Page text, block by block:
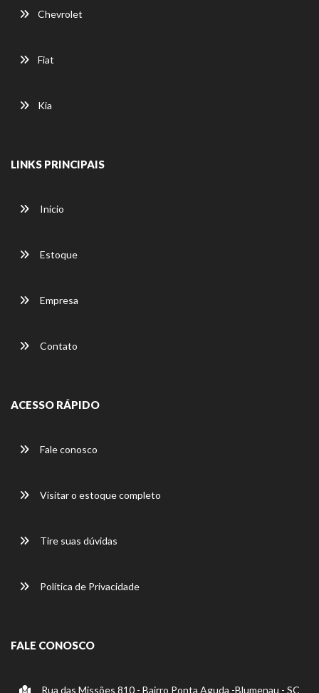
Chevrolet
Fiat
Kia
LINKS PRINCIPAIS
Início
Estoque
Empresa
Contato
ACESSO RÁPIDO
Fale conosco
Visitar o estoque completo
Tire suas dúvidas
Política de Privacidade
FALE CONOSCO
Rua das Missões 810 - Bairro Ponta Aguda -Blumenau - SC